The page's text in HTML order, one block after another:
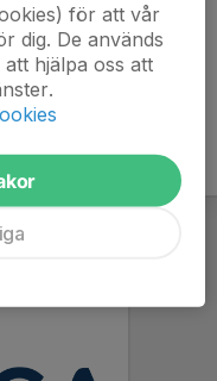
för att vår
dig. De används
hjälpa oss att